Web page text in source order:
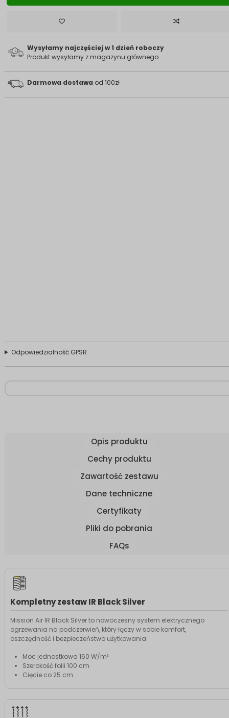
Wysyłamy najczęściej w 1 dzień roboczy
Produkt wysyłamy z magazynu głównego
Darmowa dostawa od 100zł
Odpowiedzialność GPSR
Opis produktu
Cechy produktu
Zawartość zestawu
Dane techniczne
Certyfikaty
Pliki do pobrania
FAQs
Kompletny zestaw IR Black Silver
Mission Air IR Black Silver to nowoczesny system elektrycznego
ogrzewania na podczerwień, który łączy w sobie komfort,
oszczędność i bezpieczeństwo użytkowania
Moc jednostkowa 160 W/m²
Szerokość folii 100 cm
Cięcie co 25 cm